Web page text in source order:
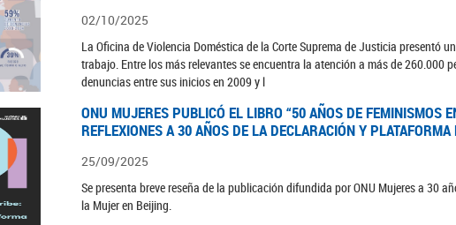
02/10/2025
La Oficina de Violencia Doméstica de la Corte Suprema de Justicia presentó
trabajo. Entre los más relevantes se encuentra la atención a más de 260.000
denuncias entre sus inicios en 2009 y l
ONU MUJERES PUBLICÓ EL LIBRO “50 AÑOS DE FEMINISMOS
REFLEXIONES A 30 AÑOS DE LA DECLARACIÓN Y
25/09/2025
Se presenta breve reseña de la publicación difundida por ONU Mujeres a 30
la Mujer en Beijing.